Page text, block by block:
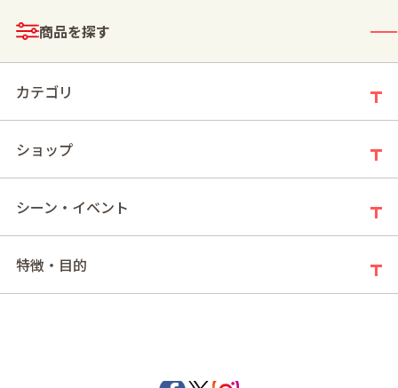
キャラメル浪漫(2026ホワイトデー)
商品を探す
カテゴリ
ショップ
シーン・イベント
特徴・目的